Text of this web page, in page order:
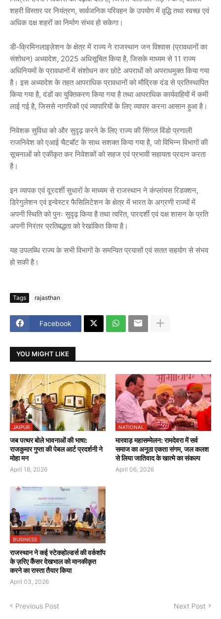
शहरी विस्तार पर नियंत्रण, सार्वजनिक परिवहन के उपयोग में वृद्धि तथा स्वच्छ एवं
अधिक दक्ष शहरों का निर्माण संभव हो सकेगा।
डी-क्रिमिनलाइज़ेशन के क्षेत्र में राज्य ने राजस्थान जन विश्वास (प्रावधानों का
संशोधन) अध्यादेश, 2025 अधिसूचित किया है, जिसके माध्यम से 11 राज्य
अधिनियमों के प्रावधानों में संशोधन कर छोटे अपराधों को अपराधमुक्त किया गया
है। इस अध्यादेश के तहत आपराधिक प्रावधानों को मौद्रिक दंड से प्रतिस्थापित
किया गया है, दंडों का युक्तिकरण किया गया है तथा आपराधिक कार्यवाहियों में कमी
लाई गई है, जिससे नागरिकों एवं व्यापारियों के लिए व्यापार करना आसान हुआ है।
निवेशक सुविधा को और सुदृढ़ करने के लिए राज्य की सिंगल विंडो प्रणाली
राजनिवेश को एआई चैटबॉट के साथ सशक्त किया गया है, जो विभिन्न विभागों की
सूचनाओं को एकीकृत कर निवेशकों को सहज एवं प्रभावी सहायता प्रदान करता
है।
इन व्यापक एवं दूरदर्शी सुधारों के माध्यम से राजस्थान ने कंप्लांयस रिडक्शन,
डिरेगुलेशन एवं इन्वेस्टर फैसिलिटेशन के क्षेत्र में भारत के अग्रणी राज्यों में
अपनी स्थिति को पुनः सुदृढ़ किया है तथा त्वरित, पारदर्शी एवं दक्ष शासन के प्रति
अपनी निरंतर प्रतिबद्धता को रेखांकित किया है।
यह उपलब्धि राज्य के सभी विभागों के समन्वित प्रयासों एवं सतत सहयोग से संभव
हो सकी है।
Tags rajasthan
Facebook
YOU MIGHT LIKE
JAIPUR
जब पत्थर बोले भावनाओं की भाषा:
राजकुमार गुप्ता की पेबल आर्ट प्रदर्शनी ने
मोहा मन
April 18, 2026
NATIONAL
मारवाड़ महासम्मेलन: रामदेवरा में सर्व
समाज का अनूठा एकता संगम, जल कलश
से लिया जातिवाद के खात्मे का संकल्प
April 06, 2026
BUSINESS
राजस्थान ने कई स्टेकहोल्डर्स की वर्कशॉप
के ज़रिए कैंसर देखभाल को मानकीकृत
करने का रास्ता तैयार किया
April 03, 2026
Previous Post Next Post